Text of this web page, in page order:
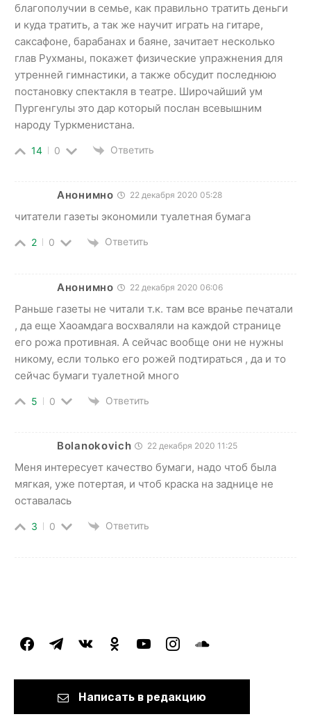
благополучии в семье, как правильно тратить деньги
и куда тратить, а так же научит играть на гитаре,
саксафоне, барабанах и баяне, зачитает несколько
глав Рухманы, покажет физические упражнения для
утренней гимнастики, а также обсудит последнюю
постановку спектакля в театре. Широчайший ум
Пургенгулы это дар который послан всевышним
народу Туркменистана.
14 0 Ответить
Анонимно 22 декабря 2020 05:28
читатели газеты экономили туалетная бумага
2 0 Ответить
Анонимно 22 декабря 2020 06:06
Раньше газеты не читали т.к. там все вранье печатали
, да еще Хаоамдага восхваляли на каждой странице
его рожа противная. А сейчас вообще они не нужны
никому, если только его рожей подтираться , да и то
сейчас бумаги туалетной много
5 0 Ответить
Bolanokovich 22 декабря 2020 11:25
Меня интересует качество бумаги, надо чтоб была
мягкая, уже потертая, и чтоб краска на заднице не
оставалась
3 0 Ответить
facebooktelegramvkontakteodnoklassniki
youtubeinstagramsoundcloud
Написать в редакцию